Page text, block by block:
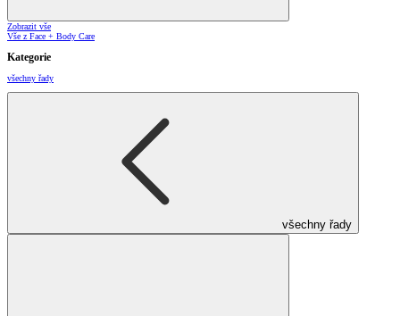
Zobrazit vše
Vše z Face + Body Care
Kategorie
všechny řady
všechny řady